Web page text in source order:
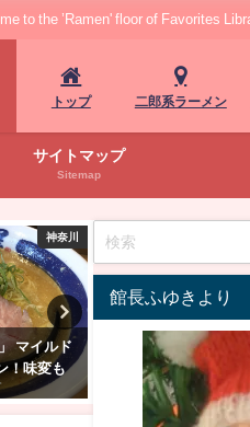
to the ’Ramen' floor of Favorites
トップ 二郎系ラーメン
サイトマップ
Sitemap
中部
！藤枝の
那そばと
おいしさと健康を追
田の絶品ラーメン「
館長ふゆきより